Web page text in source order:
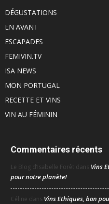
DÉGUSTATIONS
EN AVANT
ESCAPADES
FEMIVIN.TV
ISA NEWS
MON PORTUGAL
RECETTE ET VINS
VIN AU FÉMININ
Commentaires récents
Le Blog d’Isabelle Forêt dans Vins
pour notre planète!
Céline dans Vins Ethiques, bon